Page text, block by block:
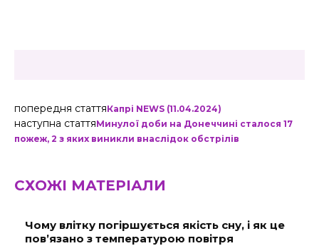
попередня статтяКапрі NEWS (11.04.2024)
наступна статтяМинулої доби на Донеччині сталося 17
пожеж, 2 з яких виникли внаслідок обстрілів
СХОЖІ МАТЕРІАЛИ
Чому влітку погіршується якість сну, і як це
пов’язано з температурою повітря